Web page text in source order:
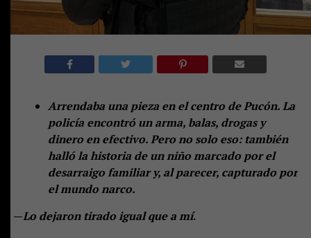
Arrendaba una pieza en el centro de Pucón. La
policía encontró un arma, balas, drogas y
dinero en efectivo. Pero no solo eso: también
halló la historia de un niño marcado por el
desarraigo familiar y, al parecer, capturado por
el mundo narco.
—Lo dejaron tirado igual que a mí.